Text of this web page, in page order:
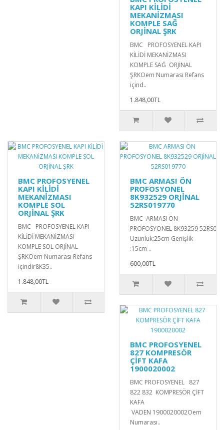
KAPI KİLİDİ
MEKANİZMASI
KOMPLE SAĞ
ORJİNAL ŞRK
BMC PROFOSYENEL KAPI
KİLİDİ MEKANİZMASI
KOMPLE SAĞ ORJİNAL
ŞRKOem Numarası Refans
içind..
1.848,00TL
BMC PROFOSYENEL
KAPI KİLİDİ
MEKANİZMASI
KOMPLE SOL
ORJİNAL ŞRK
BMC PROFOSYENEL KAPI
KİLİDİ MEKANİZMASI
KOMPLE SOL ORJİNAL
ŞRKOem Numarası Refans
içindir8K35..
1.848,00TL
BMC ARMASI ÖN
PROFOSYONEL
8K932529 ORJİNAL
52RS019770
BMC ARMASI ÖN
PROFOSYONEL 8K93259
Uzunluk:25cm Genişlik
:15cm ..
600,00TL
BMC PROFOSYENEL
827 KOMPRESÖR
ÇİFT KAFA
1900020002
BMC PROFOSYENEL 827
822 832 KOMPRESÖR ÇİFT
KAFA
VADEN 1900020002Oem
Numarası..